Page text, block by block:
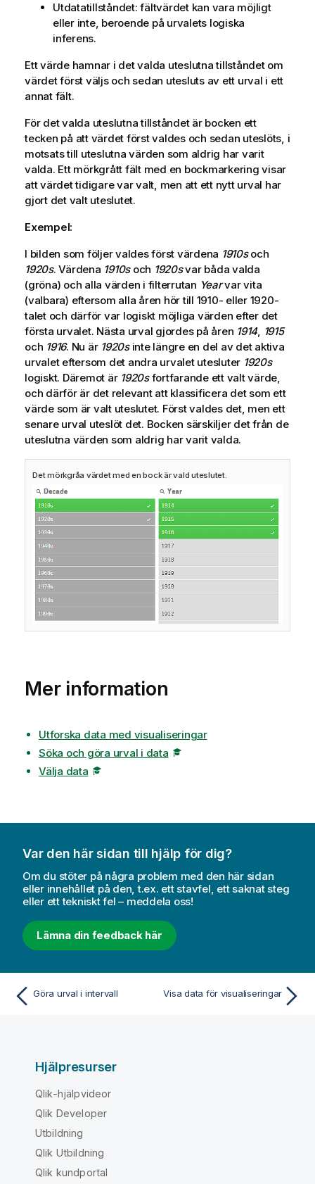
Utdatatillståndet: fältvärdet kan vara möjligt
eller inte, beroende på urvalets logiska
inferens.
Ett värde hamnar i det valda uteslutna tillståndet om
värdet först väljs och sedan utesluts av ett urval i ett
annat fält.
För det valda uteslutna tillståndet är bocken ett
tecken på att värdet först valdes och sedan uteslöts, i
motsats till uteslutna värden som aldrig har varit
valda. Ett mörkgrått fält med en bockmarkering visar
att värdet tidigare var valt, men att ett nytt urval har
gjort det valt uteslutet.
Exempel:
I bilden som följer valdes först värdena 1910soch
1920s. Värdena 1910soch 1920svar båda valda
(gröna) och alla värden i filterrutan Yearvar vita
(valbara) eftersom alla åren hör till 1910- eller 1920-
talet och därför var logiskt möjliga värden efter det
första urvalet. Nästa urval gjordes på åren 1914, 1915
och 1916. Nu är 1920sinte längre en del av det aktiva
urvalet eftersom det andra urvalet utesluter 1920s
logiskt. Däremot är 1920sfortfarande ett valt värde,
och därför är det relevant att klassificera det som ett
värde som är valt uteslutet. Först valdes det, men ett
senare urval uteslöt det. Bocken särskiljer det från de
uteslutna värden som aldrig har varit valda.
Det mörkgråa värdet med en bock är vald uteslutet.
Mer information
Utforska data med visualiseringar
Söka och göra urval i data
Välja data
Var den här sidan till hjälp för dig?
Om du stöter på några problem med den här sidan
eller innehållet på den, t.ex. ett stavfel, ett saknat steg
eller ett tekniskt fel – meddela oss!
Lämna din feedback här
Göra urval i intervall Visa data för visualiseringar
Hjälpresurser
Qlik-hjälpvideor
Qlik Developer
Utbildning
Qlik Utbildning
Qlik kundportal